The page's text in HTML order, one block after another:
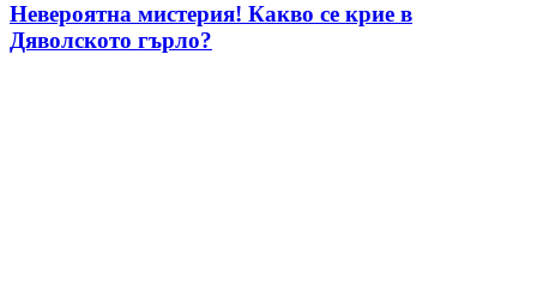
Невероятна мистерия! Какво се крие в
Дяволското гърло?